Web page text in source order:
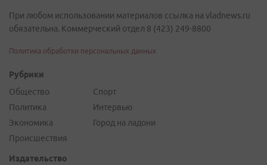
При любом использовании материалов ссылка на vladnews.ru
обязательна. Коммерческий отдел 8 (423) 249-8800
Политика обработки персональных данных
Рубрики
Общество
Политика
Экономика
Происшествия
Спорт
Интервью
Город на ладони
Издательство